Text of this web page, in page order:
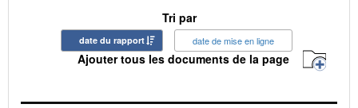
Tri par
date du rapport date de mise en ligne
Ajouter tous les documents de la page